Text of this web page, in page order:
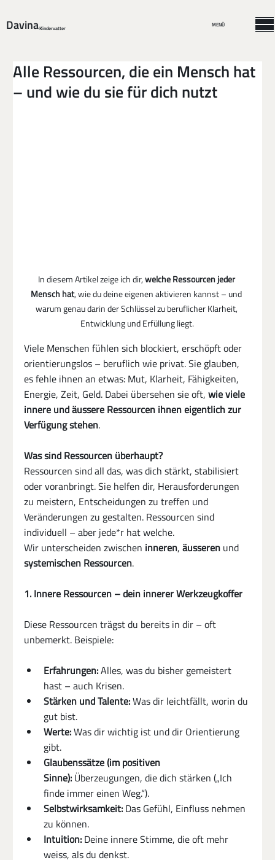
DavinaKindervatter MENÜ
Alle Ressourcen, die ein Mensch hat
– und wie du sie für dich nutzt
In diesem Artikel zeige ich dir, welche Ressourcen jeder
Mensch hat, wie du deine eigenen aktivieren kannst – und
warum genau darin der Schlüssel zu beruflicher Klarheit,
Entwicklung und Erfüllung liegt.
Viele Menschen fühlen sich blockiert, erschöpft oder
orientierungslos – beruflich wie privat. Sie glauben,
es fehle ihnen an etwas: Mut, Klarheit, Fähigkeiten,
Energie, Zeit, Geld. Dabei übersehen sie oft, wie viele
innere und äussere Ressourcen ihnen eigentlich zur
Verfügung stehen.
Was sind Ressourcen überhaupt?
Ressourcen sind all das, was dich stärkt, stabilisiert
oder voranbringt. Sie helfen dir, Herausforderungen
zu meistern, Entscheidungen zu treffen und
Veränderungen zu gestalten. Ressourcen sind
individuell – aber jede*r hat welche.
Wir unterscheiden zwischen inneren, äusseren und
systemischen Ressourcen.
1. Innere Ressourcen – dein innerer Werkzeugkoffer
Diese Ressourcen trägst du bereits in dir – oft
unbemerkt. Beispiele:
Erfahrungen: Alles, was du bisher gemeistert
hast – auch Krisen.
Stärken und Talente: Was dir leichtfällt, worin du
gut bist.
Werte: Was dir wichtig ist und dir Orientierung
gibt.
Glaubenssätze (im positiven
Sinne): Überzeugungen, die dich stärken („Ich
finde immer einen Weg.“).
Selbstwirksamkeit: Das Gefühl, Einfluss nehmen
zu können.
Intuition: Deine innere Stimme, die oft mehr
weiss, als du denkst.